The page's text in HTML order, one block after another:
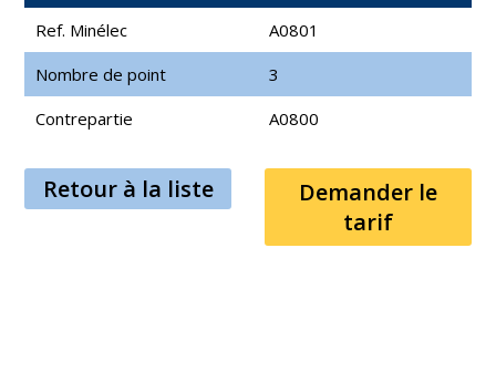
Ref. Minélec
A0801
Nombre de point
3
Contrepartie
A0800
Retour à la liste
Demander le
tarif